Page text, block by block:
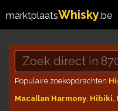
marktplaatsWhisky.be
Populaire zoekopdrachten
Macallan Harmony, Hibiki,